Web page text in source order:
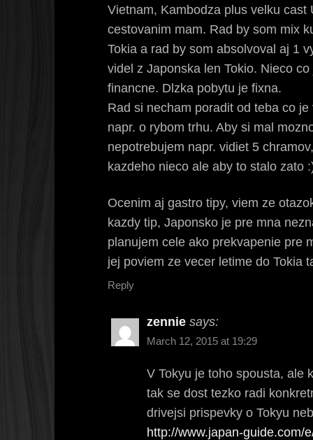
Vietnam, Kambodza plus velku cast
cestovanim mam. Rad by som mix
Tokia a rad by som absolvoval aj 1
videl z Japonska len Tokio. Nieco
financne. Dlzka pobytu je fixna.
Rad si necham poradit od teba co
napr. o rybom trhu. Aby si mal
nepotrebujem napr. vidiet 5
kazdeho nieco ale aby to stalo zato
Ocenim aj gastro tipy, viem ze
kazdy tip, Japonsko je pre mna
planujem cele ako prekvapenie pre
jej poviem ze vecer letime do Tokia
Reply
zennie says:
March 12, 2015 at 19:29
V Tokyu je toho spousta, ale
tak se dost tezko radi
drivejsi prispevky o Tokyu
http://www.japan-guide.com/